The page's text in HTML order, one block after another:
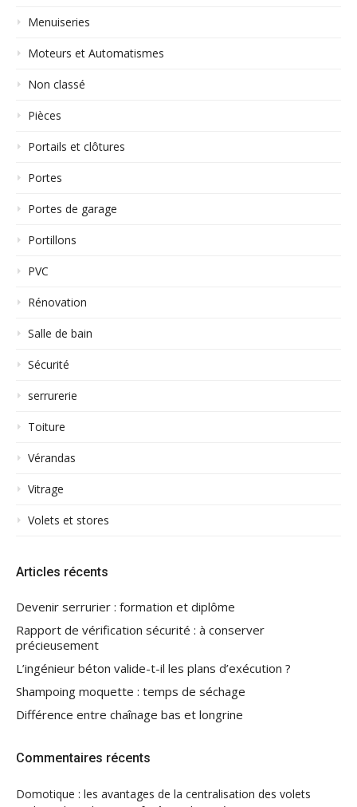
Menuiseries
Moteurs et Automatismes
Non classé
Pièces
Portails et clôtures
Portes
Portes de garage
Portillons
PVC
Rénovation
Salle de bain
Sécurité
serrurerie
Toiture
Vérandas
Vitrage
Volets et stores
Articles récents
Devenir serrurier : formation et diplôme
Rapport de vérification sécurité : à conserver
précieusement
L’ingénieur béton valide-t-il les plans d’exécution ?
Shampoing moquette : temps de séchage
Différence entre chaînage bas et longrine
Commentaires récents
Domotique : les avantages de la centralisation des volets